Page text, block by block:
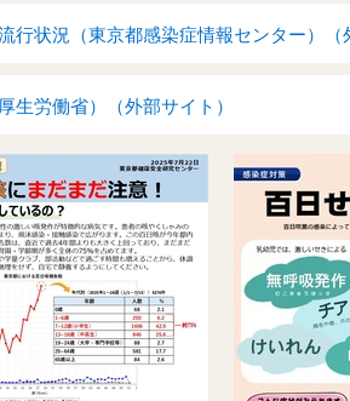
行状況（東京都感染症情報センター）（
生労働省）（外部サイト）